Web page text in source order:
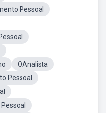
Pessoal
OAnalista
Pessoal